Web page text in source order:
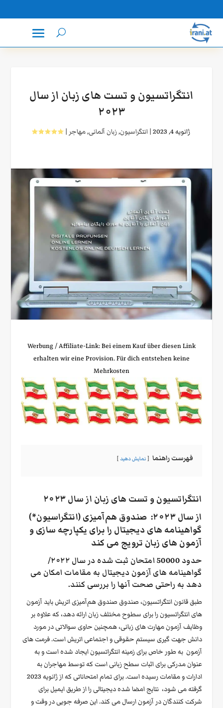
انتگراتسیون و تست های زبان از سال
۲۰۲۳
ژانویه 4, 2023 |انتگراسیون,زبان آلمانی,مهاجر |
Werbung / Affiliate‑Link: Bei einem Kauf über diesen Link
erhalten wir eine Provision. Für dich entstehen keine
Mehrkosten
فهرست راهنما نمایش دهید
انتگراتسیون و تست های زبان از سال ۲۰۲۳
از سال ۲۰۲۳: صندوق هم‌آمیزی (انتگراسیون*)
گواهینامه های دیجیتال را برای یکپارچه سازی و
آزمون های زبان ترویج می کند
حدود 50000 امتحان ثبت شده در سال ۲۰۲۲/
گواهینامه های آزمون دیجیتال به مقامات امکان می
دهد به راحتی صحت آنها را بررسی کنند.
طبق قانون انتگراتسیون، صندوق صندوق هم‌آمیزی اتریش باید آزمون
های انتگراتسیون را برای سطوح مختلف زبان ارائه دهد، که علاوه بر
وظایف آزمون مهارت های زبانی، همچنین حاوی سوالاتی در مورد
دانش جهت گیری سیستم حقوقی و اجتماعی اتریش است. فرمت های
آزمون به طور خاص برای زمینه انتگراتسیون ایجاد شده است و به
عنوان مدرکی برای اثبات سطح زبانی است که توسط مهاجران به
ادارات و مقامات رسیده است. برای تمام امتحاناتی که از ژانویه 2023
گرفته می شود، نتایج امضا شده دیجیتالی را از طریق ایمیل برای
شرکت کنندگان در آزمون ارسال می کند. این صرفه جویی در وقت و